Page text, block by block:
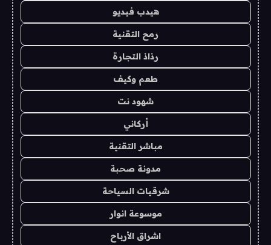
هيدب فيديو
رمح التقنية
رذاذ التجارة
طعم وكيف
شهود نت
أركاني
مباشر التقنية
مدونة صحبة
شرقيات السياحة
موسوعة انوار
اشراق الأرباح